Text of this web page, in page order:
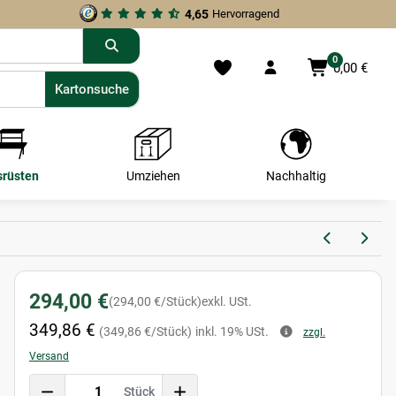
4,65 Hervorragend
0
0,00 €
Kartonsuche
Kartonsuche
Umziehen Nachhaltig
294,00 €(294,00 €/Stück)exkl. USt.
349,86 € (349,86 €/Stück) inkl. 19% USt.
zzgl.
Versand
Stück